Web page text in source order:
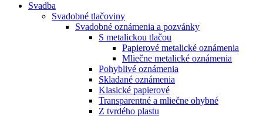
Svadba
Svadobné tlačoviny
Svadobné oznámenia a pozvánky
S metalickou tlačou
Papierové metalické oznámenia
Mliečne metalické oznámenia
Pohyblivé oznámenia
Skladané oznámenia
Klasické papierové
Transparentné a mliečne ohybné
Z tvrdého plastu